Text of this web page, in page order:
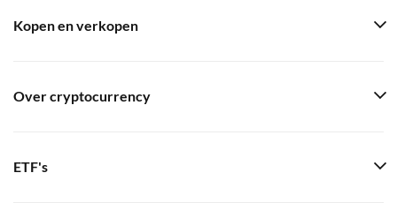
Kopen en verkopen
Over cryptocurrency
ETF's